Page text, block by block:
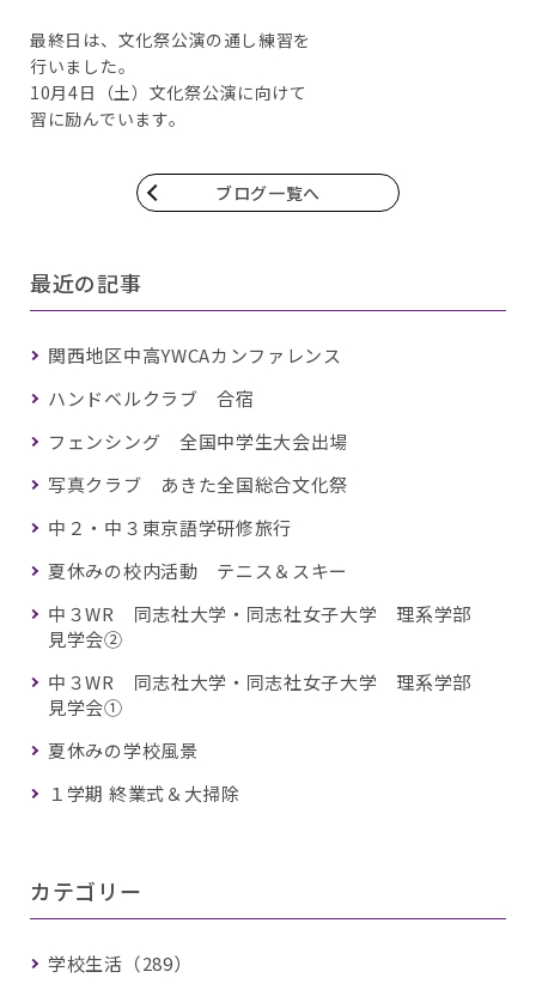
最終日は、文化祭公演の通し練習を
行いました。
10月4日（土）文化祭公演に向けて
習に励んでいます。
ブログ一覧へ
最近の記事
関西地区中高YWCAカンファレンス
ハンドベルクラブ 合宿
フェンシング 全国中学生大会出場
写真クラブ あきた全国総合文化祭
中２・中３東京語学研修旅行
夏休みの校内活動 テニス＆スキー
中３WR 同志社大学・同志社女子大学 理系学部
見学会②
中３WR 同志社大学・同志社女子大学 理系学部
見学会①
夏休みの学校風景
１学期 終業式＆大掃除
カテゴリー
学校生活（289）